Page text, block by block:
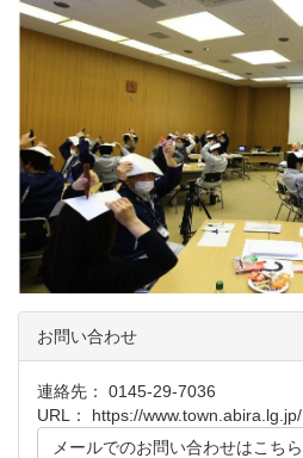
お問い合わせ
連絡先： 0145-29-7036
URL： https://www.town.abira.lg.jp/
メールでのお問い合わせはこちら